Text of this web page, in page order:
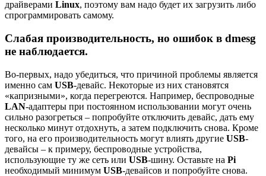
драйверами Linux, поэтому вам надо будет их загрузить либо
спрограммировать самому.
Слабая производительность, но ошибок в dmesg
не наблюдается.
Во-первых, надо убедиться, что причиной проблемы является
именно сам USB-девайс. Некоторые из них становятся
«капризными», когда перегреются. Например, беспроводные
LAN-адаптеры при постоянном использовании могут очень
сильно разогреться – попробуйте отключить девайс, дать ему
несколько минут отдохнуть, а затем подключить снова. Кроме
того, на его производительность могут влиять другие USB-
девайсы – к примеру, беспроводные устройства,
использующие ту же сеть или USB-шину. Оставьте на Pi
необходимый минимум USB-девайсов и попробуйте снова.